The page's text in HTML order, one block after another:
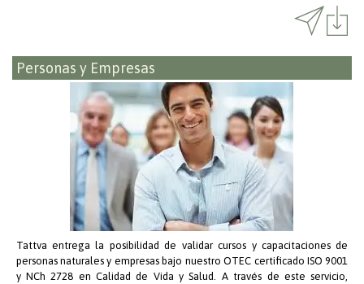
Personas y Empresas
Tattva entrega la posibilidad de validar cursos y capacitaciones de
personas naturales y empresas bajo nuestro OTEC certificado ISO 9001
y NCh 2728 en Calidad de Vida y Salud. A través de este servicio,